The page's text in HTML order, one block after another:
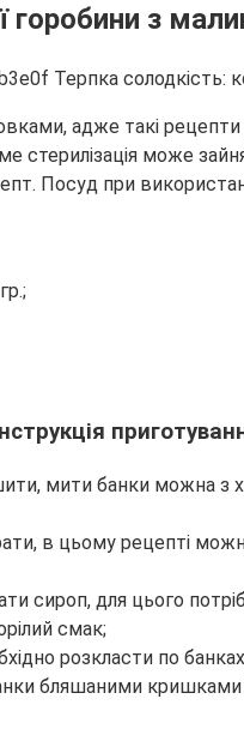
горобини з
адже такі рецепти
стерилізація може
Посуд при
мити банки можна з
в цьому рецепті
сироп, для цього
смак;
розкласти по
бляшаними кришками